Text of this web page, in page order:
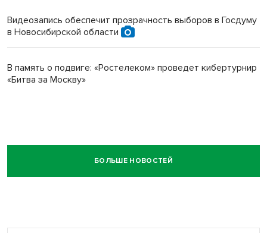
Видеозапись обеспечит прозрачность выборов в Госдуму
в Новосибирской области
В память о подвиге: «Ростелеком» проведет кибертурнир
«Битва за Москву»
БОЛЬШЕ НОВОСТЕЙ